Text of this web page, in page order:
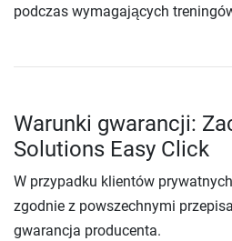
podczas wymagających
Warunki gwarancji:
Solutions Easy Click
W przypadku klientów
zgodnie z powszechnymi
gwarancja producenta.